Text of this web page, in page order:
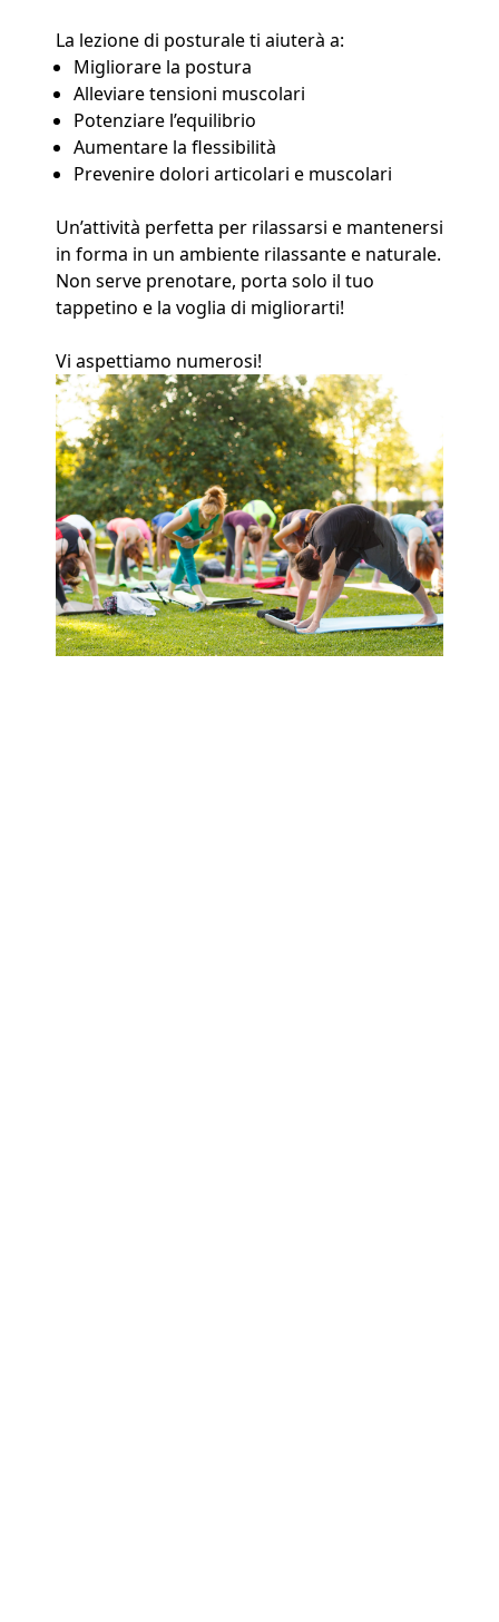
La lezione di posturale ti aiuterà a:
Migliorare la postura
Alleviare tensioni muscolari
Potenziare l’equilibrio
Aumentare la flessibilità
Prevenire dolori articolari e muscolari
Un’attività perfetta per rilassarsi e mantenersi
in forma in un ambiente rilassante e naturale.
Non serve prenotare, porta solo il tuo
tappetino e la voglia di migliorarti!
Vi aspettiamo numerosi!